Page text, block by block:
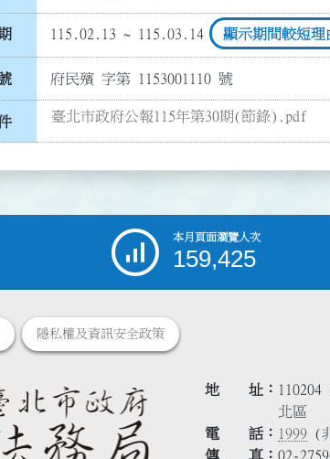
115.02.13 ~ 115.03.14 顯示期間較短理
府民殯 字第 1153001110 號
臺北市政府公報115年第30期(節錄).pdf
本月頁面瀏覽人次
159,425
隱私權及資訊安全政策
地 址
北區
電 話
1999 (
傳 真
02-